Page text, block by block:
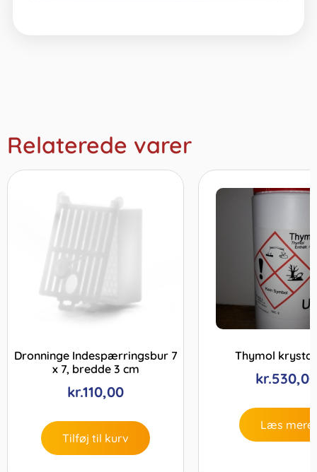
Relaterede varer
Dronninge Indespærringsbur 7
x 7, bredde 3 cm
kr.110,00
Tilføj til kurv
Thymol krystal
kr.530,00
Læs mere